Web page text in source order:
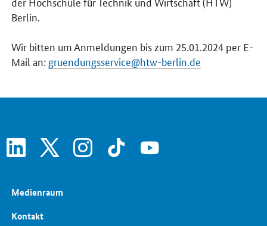
Berlin.
Wir bitten um Anmeldungen bis zum 25.01.2024 per E-
Mail an: gruendungsservice@htw-berlin.de
linkedin instagram tiktok youtube
Medienraum
Kontakt